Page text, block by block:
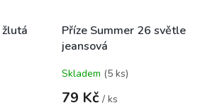
Příze Summer 26 světle
jeansová
Skladem (5 ks)
79 Kč / ks